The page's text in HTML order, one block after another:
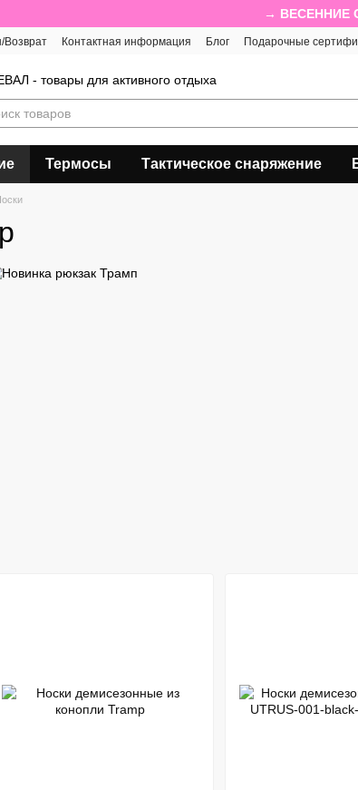
→ ВЕСЕННИЕ
Возврат Контактная информация Блог Подарочные
- товары для активного отдыха
Термосы Тактическое снаряжение